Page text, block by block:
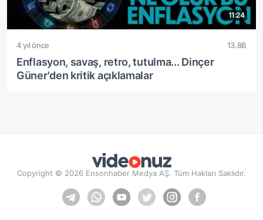
11:24
4 yıl önce 13.8B
Enflasyon, savaş, retro, tutulma... Dinçer
Güner'den kritik açıklamalar
Copyright © 2026 Ensonhaber Medya AŞ. Tüm Hakları Saklıdır.